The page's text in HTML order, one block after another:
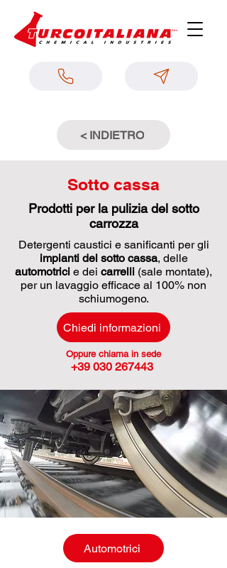
< INDIETRO
Sotto cassa
Prodotti per la pulizia del sotto
carrozza
Detergenti caustici e sanificanti per gli
impianti del sotto cassa, delle
automotrici e dei carrelli (sale montate),
per un lavaggio efficace al 100% non
schiumogeno.
Chiedi informazioni
Oppure chiama in sede
+39 030 267443
Automotrici